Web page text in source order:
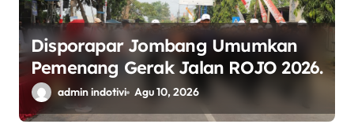
Disporapar Jombang Umumkan
Pemenang Gerak Jalan ROJO 2026.
admin indotivi Agu 10, 2026